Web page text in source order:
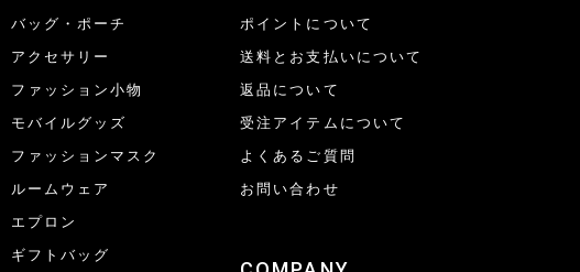
バッグ・ポーチ
アクセサリー
ファッション小物
モバイルグッズ
ファッションマスク
ルームウェア
エプロン
ギフトバッグ
ポイントについて
送料とお支払いについて
返品について
受注アイテムについて
よくあるご質問
お問い合わせ